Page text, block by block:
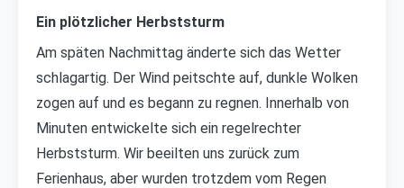
Ein plötzlicher Herbststurm
Am späten Nachmittag änderte sich das Wetter
schlagartig. Der Wind peitschte auf, dunkle Wolken
zogen auf und es begann zu regnen. Innerhalb von
Minuten entwickelte sich ein regelrechter
Herbststurm. Wir beeilten uns zurück zum
Ferienhaus, aber wurden trotzdem vom Regen